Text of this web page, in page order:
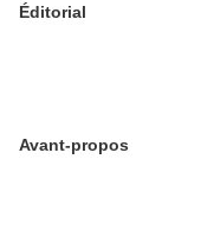
Éditorial
Avant-propos